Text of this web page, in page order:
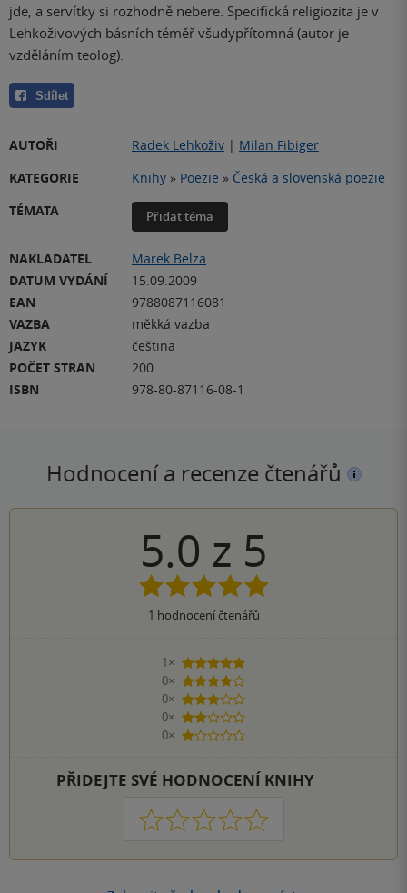
jde, a servítky si rozhodně nebere. Specifická religiozita je v
Lehkoživových básních téměř všudypřítomná (autor je
vzděláním teolog).
Sdílet
AUTOŘI Radek Lehkoživ | Milan Fibiger
KATEGORIE
Knihy » Poezie » Česká a slovenská poezie
TÉMATA
Přidat téma
NAKLADATEL
Marek Belza
DATUM VYDÁNÍ
15.09.2009
EAN
9788087116081
VAZBA
měkká vazba
JAZYK
čeština
POČET STRAN
200
ISBN
978-80-87116-08-1
Hodnocení a recenze čtenářů
5.0 z 5
1 hodnocení čtenářů
1×
5 hvězdiček
0×
4 hvězdičky
0×
3 hvězdičky
0×
2 hvězdičky
0×
1 hvezdička
PŘIDEJTE SVÉ HODNOCENÍ KNIHY
1 2 3 4 5